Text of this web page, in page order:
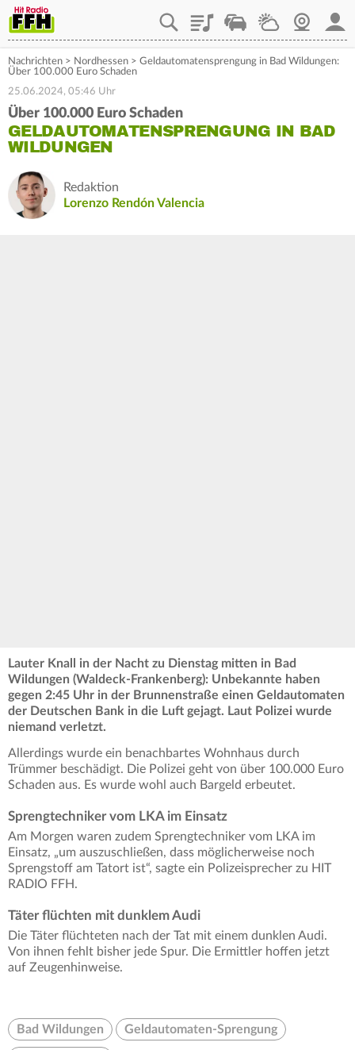
PlaylistStaupilotWetterWebcam
Nachrichten > Nordhessen > Geldautomatensprengung in Bad Wildungen:
Über 100.000 Euro Schaden
25.06.2024, 05:46 Uhr
Über 100.000 Euro Schaden
GELDAUTOMATENSPRENGUNG IN BAD
WILDUNGEN
Redaktion
Lorenzo Rendón Valencia
Lauter Knall in der Nacht zu Dienstag mitten in Bad
Wildungen (Waldeck-Frankenberg): Unbekannte haben
gegen 2:45 Uhr in der Brunnenstraße einen Geldautomaten
der Deutschen Bank in die Luft gejagt. Laut Polizei wurde
niemand verletzt.
Allerdings wurde ein benachbartes Wohnhaus durch
Trümmer beschädigt. Die Polizei geht von über 100.000 Euro
Schaden aus. Es wurde wohl auch Bargeld erbeutet.
Sprengtechniker vom LKA im Einsatz
Am Morgen waren zudem Sprengtechniker vom LKA im
Einsatz, „um auszuschließen, dass möglicherweise noch
Sprengstoff am Tatort ist“, sagte ein Polizeisprecher zu HIT
RADIO FFH.
Täter flüchten mit dunklem Audi
Die Täter flüchteten nach der Tat mit einem dunklen Audi.
Von ihnen fehlt bisher jede Spur. Die Ermittler hoffen jetzt
auf Zeugenhinweise.
Bad Wildungen Geldautomaten-Sprengung